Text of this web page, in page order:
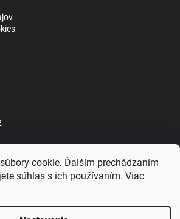
cookie. Ďalším prechádzaním
súhlas s ich používaním. Viac